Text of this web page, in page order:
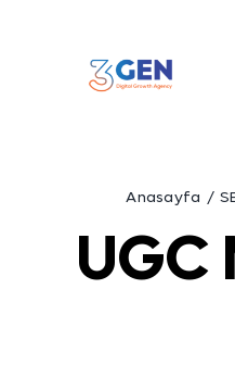
Anasayfa
UGC